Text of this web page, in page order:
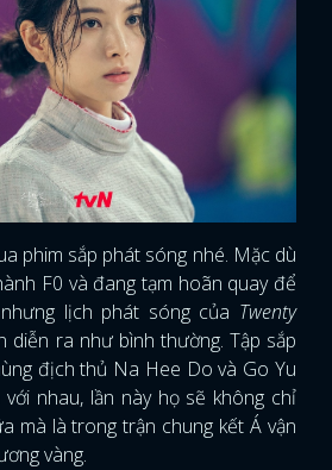
phim sắp phát sóng nhé. Mặc dù
F0 và đang tạm hoãn quay để
lịch phát sóng của Twenty
diễn ra như bình thường. Tập sắp
địch thủ Na Hee Do và Go Yu
với nhau, lần này họ sẽ không chỉ
mà là trong trận chung kết Á vận
vàng.